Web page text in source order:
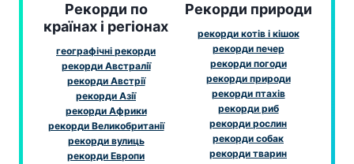
Рекорди по
країнах і регіонах
географічні рекорди
рекорди Австралії
рекорди Австрії
рекорди Азії
рекорди Африки
рекорди Великобританії
рекорди вулиць
рекорди Европи
Рекорди природи
рекорди котів і кішок
рекорди печер
рекорди погоди
рекорди природи
рекорди птахів
рекорди риб
рекорди рослин
рекорди собак
рекорди тварин